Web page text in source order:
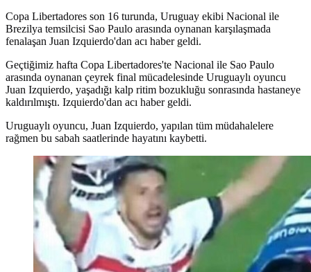
Copa Libertadores son 16 turunda, Uruguay ekibi Nacional ile
Brezilya temsilcisi Sao Paulo arasında oynanan karşılaşmada
fenalaşan Juan Izquierdo'dan acı haber geldi.
Geçtiğimiz hafta Copa Libertadores'te Nacional ile Sao Paulo
arasında oynanan çeyrek final mücadelesinde Uruguaylı oyuncu
Juan Izquierdo, yaşadığı kalp ritim bozukluğu sonrasında hastaneye
kaldırılmıştı. Izquierdo'dan acı haber geldi.
Uruguaylı oyuncu, Juan Izquierdo, yapılan tüm müdahalelere
rağmen bu sabah saatlerinde hayatını kaybetti.